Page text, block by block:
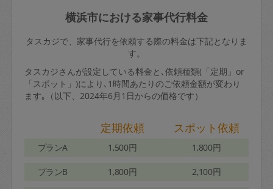
横浜市における家事代行料金
タスカジで、家事代行を依頼する際の料金は下記となりま
す。
タスカジさんが設定している料金と､依頼種類(「定期」or
「スポット」)により､1時間あたりのご依頼金額が変わり
ます｡（以下、2024年6月1日からの価格です）
定期依頼 スポット依頼
プランA 1,500円 1,800円
プランB 1,800円 2,100円